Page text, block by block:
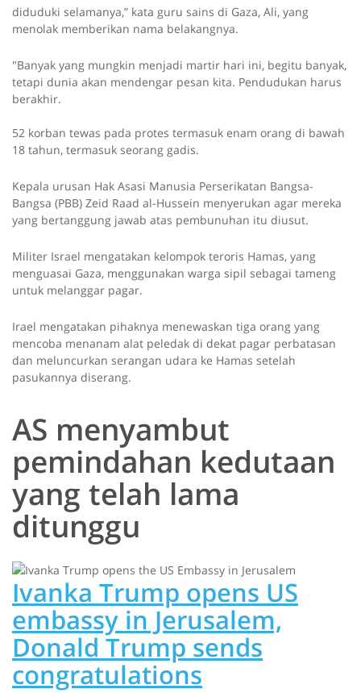
diduduki selamanya,” kata guru sains di Gaza, Ali, yang
menolak memberikan nama belakangnya.
"Banyak yang mungkin menjadi martir hari ini, begitu banyak,
tetapi dunia akan mendengar pesan kita. Pendudukan harus
berakhir.
52 korban tewas pada protes termasuk enam orang di bawah
18 tahun, termasuk seorang gadis.
Kepala urusan Hak Asasi Manusia Perserikatan Bangsa-
Bangsa (PBB) Zeid Raad al-Hussein menyerukan agar mereka
yang bertanggung jawab atas pembunuhan itu diusut.
Militer Israel mengatakan kelompok teroris Hamas, yang
menguasai Gaza, menggunakan warga sipil sebagai tameng
untuk melanggar pagar.
Irael mengatakan pihaknya menewaskan tiga orang yang
mencoba menanam alat peledak di dekat pagar perbatasan
dan meluncurkan serangan udara ke Hamas setelah
pasukannya diserang.
AS menyambut
pemindahan kedutaan
yang telah lama
ditunggu
Ivanka Trump opens US
embassy in Jerusalem,
Donald Trump sends
congratulations